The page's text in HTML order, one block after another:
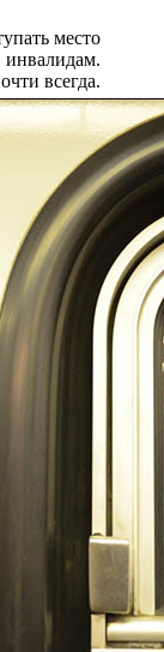
место
всегда.